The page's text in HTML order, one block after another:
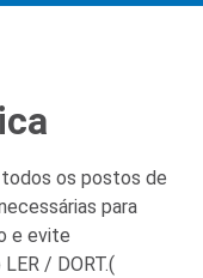
todos os postos de
para
e evite
/ DORT.(